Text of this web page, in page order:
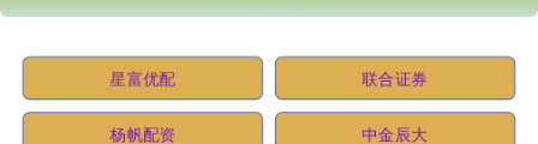
星富优配 联合证券
杨帆配资 中金辰大